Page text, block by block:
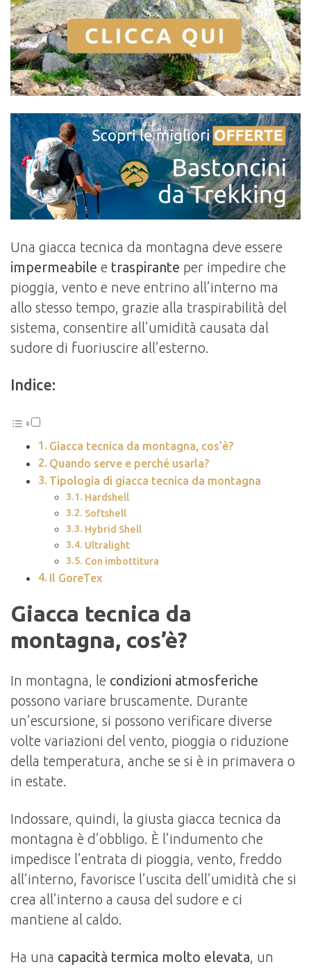
Una giacca tecnica da montagna deve essere
impermeabile e traspirante per impedire che
pioggia, vento e neve entrino all’interno ma
allo stesso tempo, grazie alla traspirabilità del
sistema, consentire all’umidità causata dal
sudore di fuoriuscire all’esterno.
Indice:
Giacca tecnica da montagna, cos’è?
Quando serve e perché usarla?
Tipologia di giacca tecnica da montagna
Hardshell
Softshell
Hybrid Shell
Ultralight
Con imbottitura
Il GoreTex
Giacca tecnica da
montagna, cos’è?
In montagna, le condizioni atmosferiche
possono variare bruscamente. Durante
un’escursione, si possono verificare diverse
volte variazioni del vento, pioggia o riduzione
della temperatura, anche se si è in primavera o
in estate.
Indossare, quindi, la giusta giacca tecnica da
montagna è d’obbligo. È l’indumento che
impedisce l’entrata di pioggia, vento, freddo
all’interno, favorisce l’uscita dell’umidità che si
crea all’interno a causa del sudore e ci
mantiene al caldo.
Ha una capacità termica molto elevata, un